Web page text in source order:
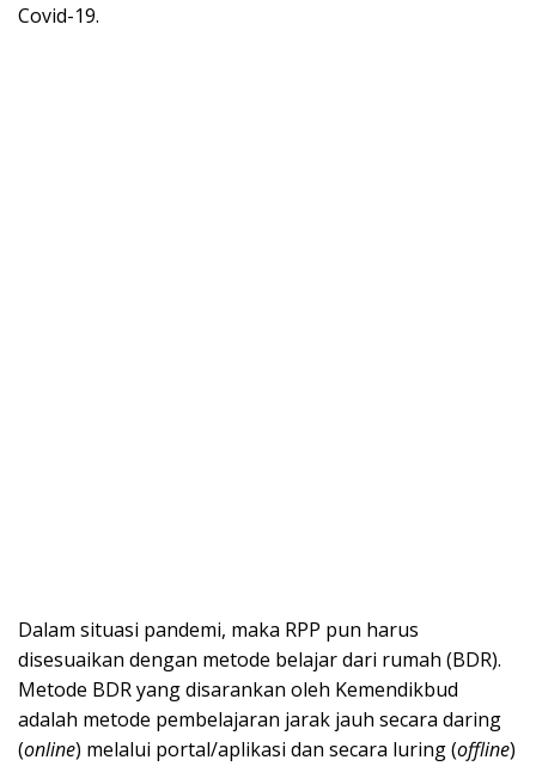
Covid-19.
Dalam situasi pandemi, maka RPP pun harus
disesuaikan dengan metode belajar dari rumah (BDR).
Metode BDR yang disarankan oleh Kemendikbud
adalah metode pembelajaran jarak jauh secara daring
(online) melalui portal/aplikasi dan secara luring (offline)